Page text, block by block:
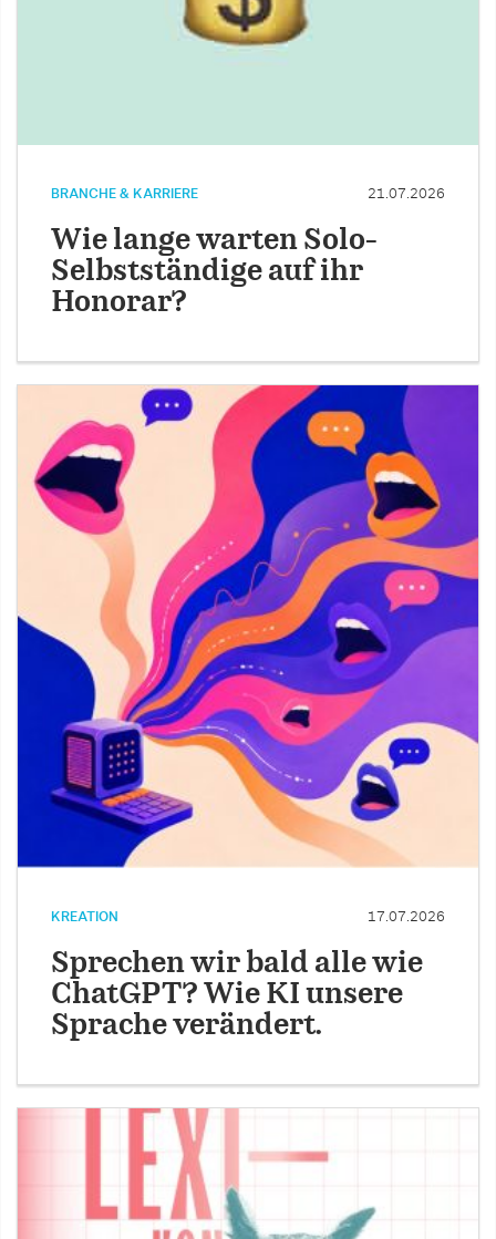
BRANCHE & KARRIERE 21.07.2026
Wie lange warten Solo-
Selbstständige auf ihr
Honorar?
KREATION 17.07.2026
Sprechen wir bald alle wie
ChatGPT? Wie KI unsere
Sprache verändert.